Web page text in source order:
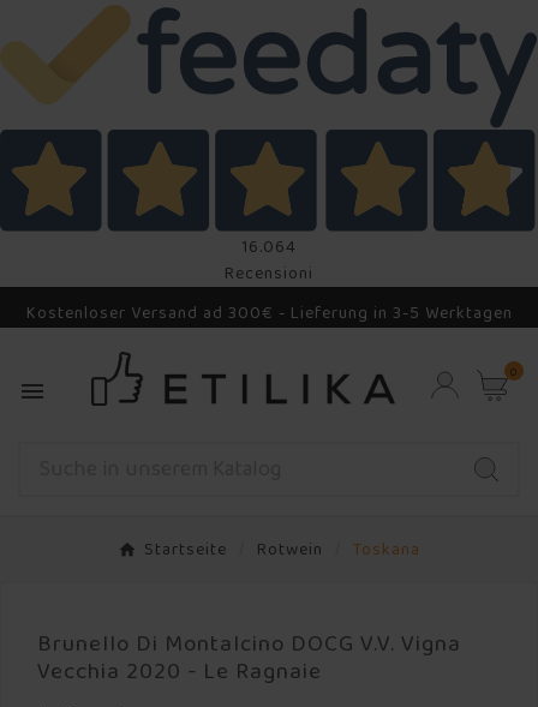
16.064
Recensioni
Kostenloser Versand ad 300€ - Lieferung in 3-5 Werktagen

0
Startseite Rotwein Toskana
Brunello Di Montalcino DOCG V.V. Vigna
Vecchia 2020 - Le Ragnaie